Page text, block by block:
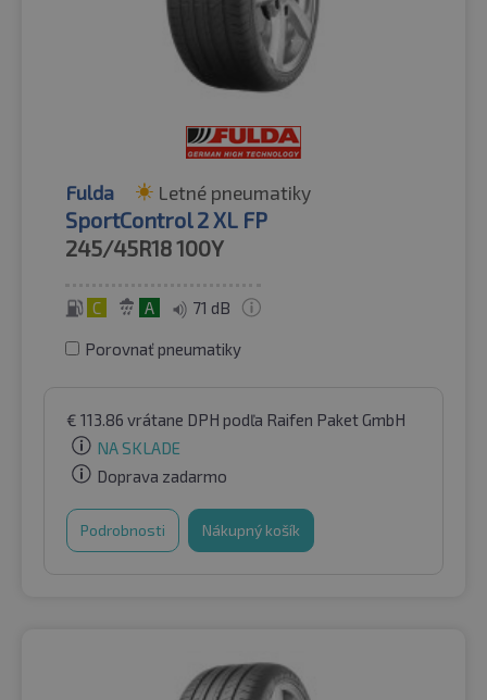
Fulda Letné pneumatiky
SportControl 2 XL FP
245/45R18100Y
C A 71 dB
Porovnať pneumatiky
€ 113.86 vrátane DPH podľa Raifen Paket GmbH
NA SKLADE
Doprava zadarmo
Podrobnosti Nákupný košík